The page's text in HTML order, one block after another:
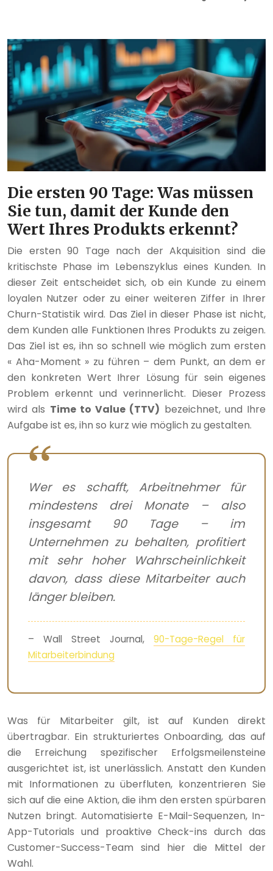
Die ersten 90 Tage: Was müssen
Sie tun, damit der Kunde den
Wert Ihres Produkts erkennt?
Die ersten 90 Tage nach der Akquisition sind die
kritischste Phase im Lebenszyklus eines Kunden. In
dieser Zeit entscheidet sich, ob ein Kunde zu einem
loyalen Nutzer oder zu einer weiteren Ziffer in Ihrer
Churn-Statistik wird. Das Ziel in dieser Phase ist nicht,
dem Kunden alle Funktionen Ihres Produkts zu zeigen.
Das Ziel ist es, ihn so schnell wie möglich zum ersten
« Aha-Moment » zu führen – dem Punkt, an dem er
den konkreten Wert Ihrer Lösung für sein eigenes
Problem erkennt und verinnerlicht. Dieser Prozess
wird als Time to Value (TTV) bezeichnet, und Ihre
Aufgabe ist es, ihn so kurz wie möglich zu gestalten.
Wer es schafft, Arbeitnehmer für
mindestens drei Monate – also
insgesamt 90 Tage – im
Unternehmen zu behalten, profitiert
mit sehr hoher Wahrscheinlichkeit
davon, dass diese Mitarbeiter auch
länger bleiben.
– Wall Street Journal, 90-Tage-Regel für
Mitarbeiterbindung
Was für Mitarbeiter gilt, ist auf Kunden direkt
übertragbar. Ein strukturiertes Onboarding, das auf
die Erreichung spezifischer Erfolgsmeilensteine
ausgerichtet ist, ist unerlässlich. Anstatt den Kunden
mit Informationen zu überfluten, konzentrieren Sie
sich auf die eine Aktion, die ihm den ersten spürbaren
Nutzen bringt. Automatisierte E-Mail-Sequenzen, In-
App-Tutorials und proaktive Check-ins durch das
Customer-Success-Team sind hier die Mittel der
Wahl.